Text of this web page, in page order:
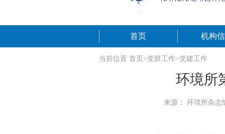
首页 机构
当前位置:首页 >党群工作>党建工作
环境所
来源： 环境所杂志